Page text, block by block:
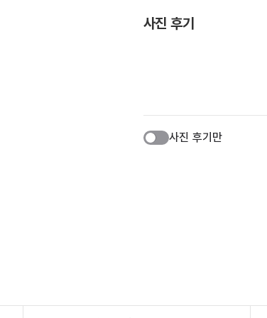
사진 후기
사진 후기만